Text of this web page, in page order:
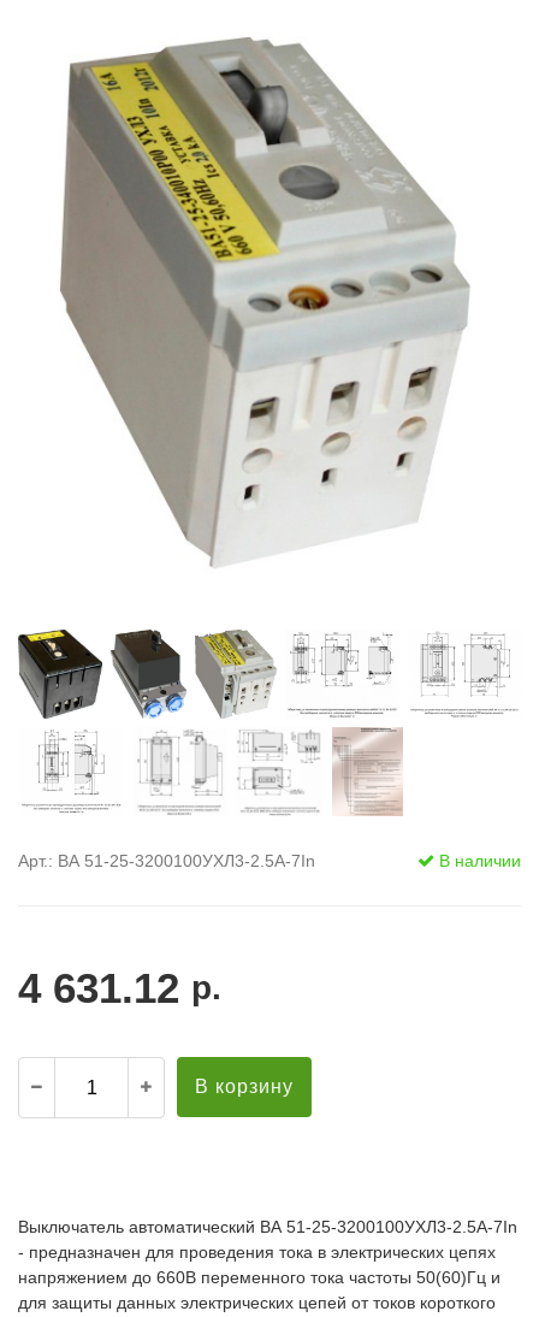
диэлектрические
Стремянки с
Стремянки с
опорой
Ширмы
РЗА (шторы)
Штендеры
Щиты
диэлектрические
Арт.: ВА 51-25-3200100УХЛ3-2.5А-7In В наличии
4 631.12 р.
В корзину
Выключатель автоматический ВА 51-25-3200100УХЛ3-2.5А-7In
- предназначен для проведения тока в электрических цепях
напряжением до 660В переменного тока частоты 50(60)Гц и
для защиты данных электрических цепей от токов короткого